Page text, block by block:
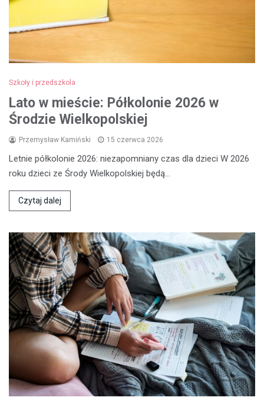
Szkoły i przedszkola
Lato w mieście: Półkolonie 2026 w
Środzie Wielkopolskiej
Przemysław Kamiński 15 czerwca 2026
Letnie półkolonie 2026: niezapomniany czas dla dzieci W 2026
roku dzieci ze Środy Wielkopolskiej będą…
Czytaj dalej